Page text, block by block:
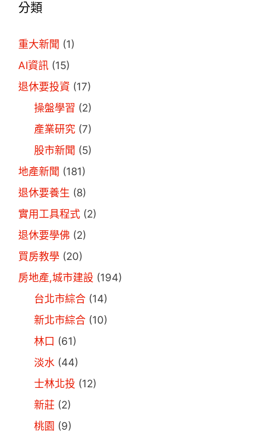
分類
重大新聞 (1)
AI資訊 (15)
退休要投資 (17)
操盤學習 (2)
產業研究(7)
股市新聞 (5)
地產新聞 (181)
退休要養生 (8)
實用工具程式 (2)
退休要學佛 (2)
買房教學 (20)
房地產,城市建設 (194)
台北市綜合(14)
新北市綜合(10)
林口 (61)
淡水(44)
士林北投 (12)
新莊(2)
桃園 (9)